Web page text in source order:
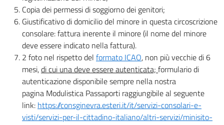
Copia dei permessi di soggiorno dei genitori;
Giustificativo di domicilio del minore in questa circoscrizione
consolare: fattura inerente il minore (il nome del minore
deve essere indicato nella fattura).
2 foto nel rispetto del formato ICAO, non più vecchie di 6
mesi,di cui una deve essere autenticata; formulario di
autenticazione disponibile sempre nella nostra
pagina Modulistica Passaporti raggiungibile al seguente
link: https://consginevra.esteri.it/it/servizi-consolari-e-
visti/servizi-per-il-cittadino-italiano/altri-servizi/minisito-